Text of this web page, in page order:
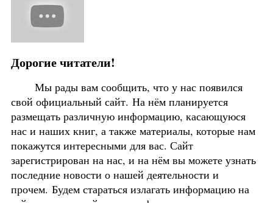
Дорогие читатели!
Мы рады вам сообщить, что у нас появился
свой официальный сайт. На нём планируется
размещать различную информацию, касающуюся
нас и наших книг, а также материалы, которые нам
покажутся интересными для вас. Сайт
зарегистрирован на нас, и на нём вы можете узнать
последние новости о нашей деятельности и
прочем. Будем стараться излагать информацию на